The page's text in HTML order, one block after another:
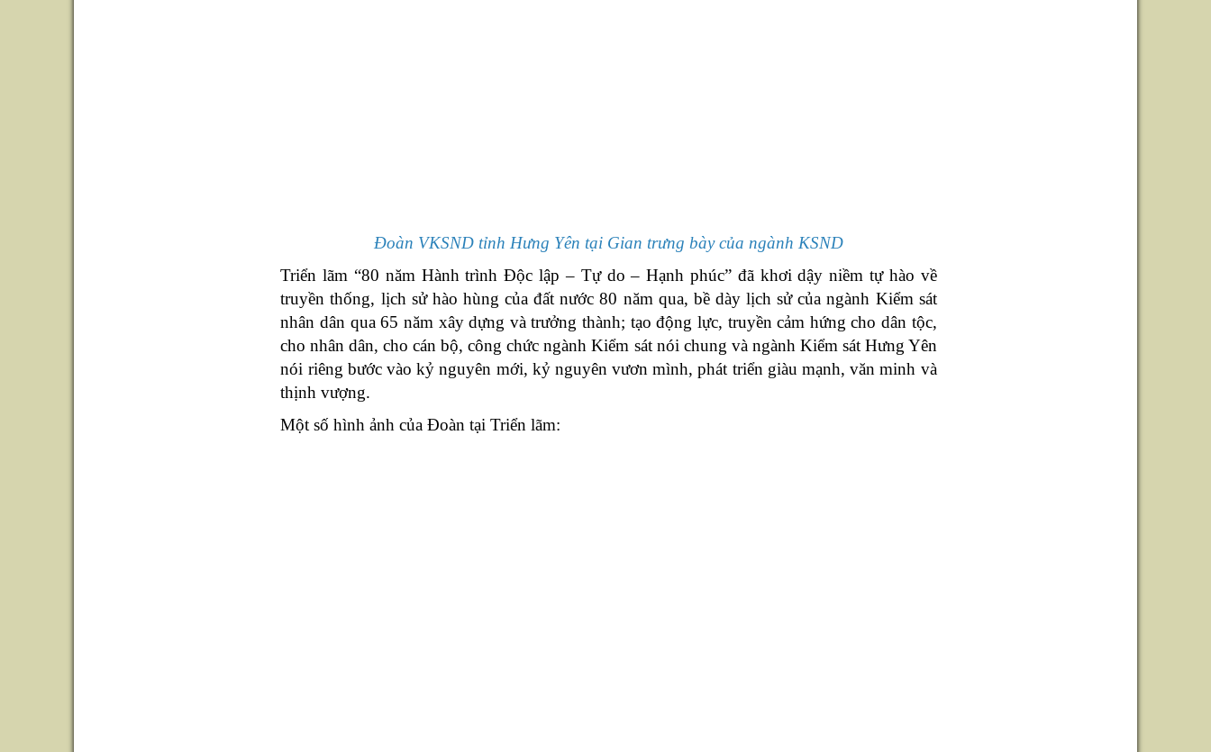
Đoàn VKSND tỉnh Hưng Yên tại Gian trưng bày của ngành KSND
Triển lãm “80 năm Hành trình Độc lập – Tự do – Hạnh phúc”đã khơi dậy niềm tự hào về
truyền thống, lịch sử hào hùng của đất nước 80 năm qua, bề dày lịch sử của ngành Kiểm sát
nhân dân qua 65 năm xây dựng và trưởng thành; tạo động lực, truyền cảm hứng cho dân tộc,
cho nhân dân, cho cán bộ, công chức ngành Kiểm sát nói chung và ngành Kiểm sát Hưng Yên
nói riêng bước vào kỷ nguyên mới, kỷ nguyên vươn mình, phát triển giàu mạnh, văn minh và
thịnh vượng.
Một số hình ảnh của Đoàn tại Triển lãm: